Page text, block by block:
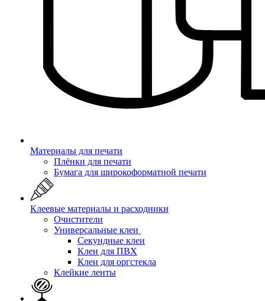
Материалы для печати
Плёнки для печати
Бумага для широкоформатной печати
Клеевые материалы и расходники
Очистители
Универсальные клеи
Секундные клеи
Клеи для ПВХ
Клеи для оргстекла
Клейкие ленты